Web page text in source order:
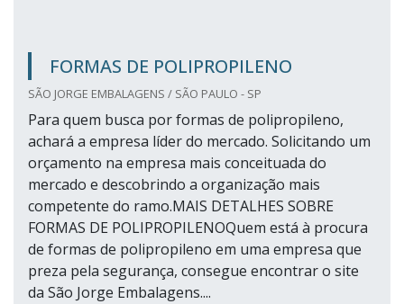
FORMAS DE POLIPROPILENO
SÃO JORGE EMBALAGENS / SÃO PAULO - SP
Para quem busca por formas de polipropileno,
achará a empresa líder do mercado. Solicitando um
orçamento na empresa mais conceituada do
mercado e descobrindo a organização mais
competente do ramo.MAIS DETALHES SOBRE
FORMAS DE POLIPROPILENOQuem está à procura
de formas de polipropileno em uma empresa que
preza pela segurança, consegue encontrar o site
da São Jorge Embalagens....